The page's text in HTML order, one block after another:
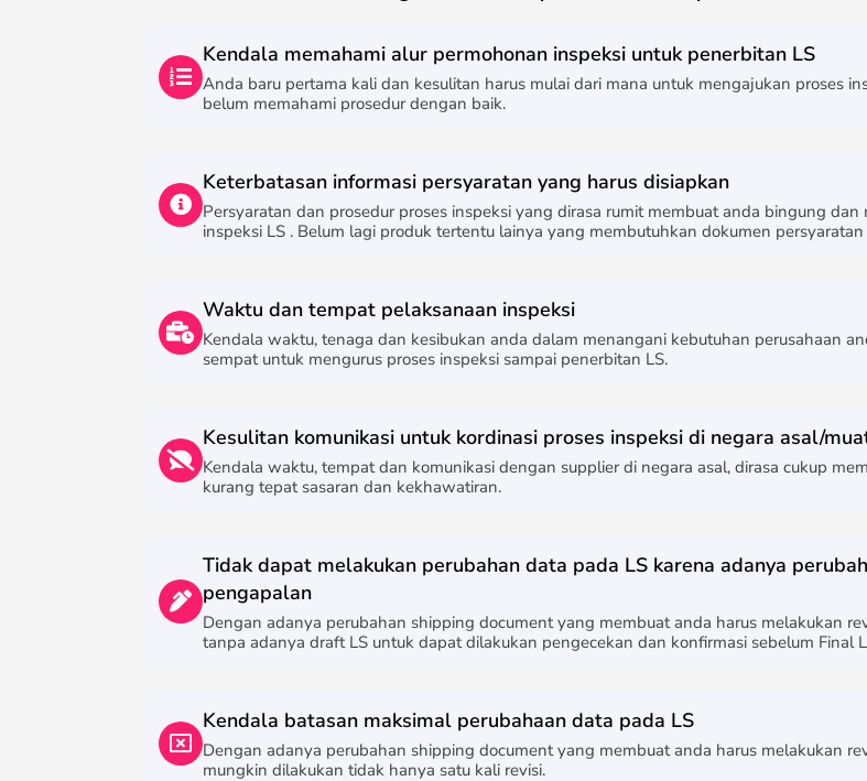
Kendala memahami alur permohonan inspeksi untuk penerbitan LS
Anda baru pertama kali dan kesulitan harus mulai dari mana untuk mengajukan proses
belum memahami prosedur dengan baik.
Keterbatasan informasi persyaratan yang harus disiapkan
Persyaratan dan prosedur proses inspeksi yang dirasa rumit membuat anda bingung
inspeksi LS . Belum lagi produk tertentu lainya yang membutuhkan dokumen
Waktu dan tempat pelaksanaan inspeksi
Kendala waktu, tenaga dan kesibukan anda dalam menangani kebutuhan perusahaan
sempat untuk mengurus proses inspeksi sampai penerbitan LS.
Kesulitan komunikasi untuk kordinasi proses inspeksi di negara asal/
Kendala waktu, tempat dan komunikasi dengan supplier di negara asal, dirasa cukup
kurang tepat sasaran dan kekhawatiran.
Tidak dapat melakukan perubahan data pada LS karena adanya
pengapalan
Dengan adanya perubahan shipping document yang membuat anda harus melakukan
tanpa adanya draft LS untuk dapat dilakukan pengecekan dan konfirmasi sebelum Final
Kendala batasan maksimal perubahaan data pada LS
Dengan adanya perubahan shipping document yang membuat anda harus melakukan
mungkin dilakukan tidak hanya satu kali revisi.